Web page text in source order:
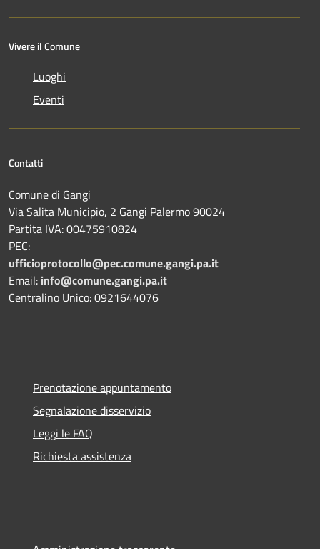
Vivere il Comune
Luoghi
Eventi
Contatti
Comune di Gangi
Via Salita Municipio, 2 Gangi Palermo 90024
Partita IVA: 00475910824
PEC:
ufficioprotocollo@pec.comune.gangi.pa.it
Email: info@comune.gangi.pa.it
Centralino Unico: 0921644076
Prenotazione appuntamento
Segnalazione disservizio
Leggi le FAQ
Richiesta assistenza